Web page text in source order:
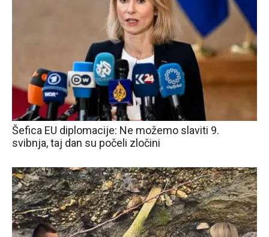
Šefica EU diplomacije: Ne možemo slaviti 9.
svibnja, taj dan su počeli zločini